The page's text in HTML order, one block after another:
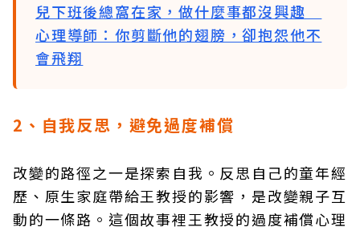
兒下班後總窩在家，做什麼事都沒興趣
心理導師：你剪斷他的翅膀，卻抱怨他不
會飛翔
2 、自我反思，避免過度補償
改變的路徑之一是探索自我。反思自己的童年經
歷、原生家庭帶給王教授的影響，是改變親子互
動的一條路。這個故事裡王教授的過度補償心理